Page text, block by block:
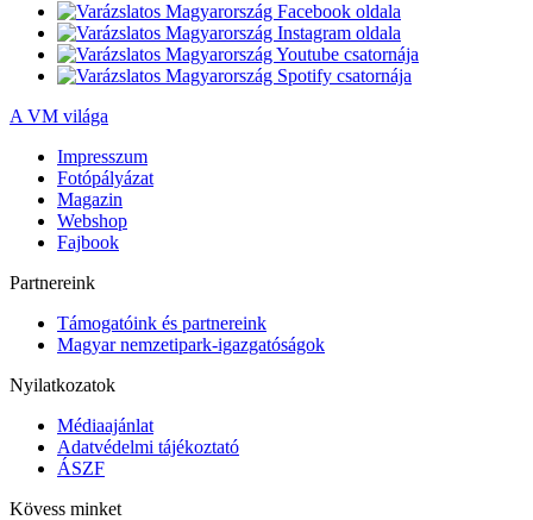
A VM világa
Impresszum
Fotópályázat
Magazin
Webshop
Fajbook
Partnereink
Támogatóink és partnereink
Magyar nemzetipark-igazgatóságok
Nyilatkozatok
Médiaajánlat
Adatvédelmi tájékoztató
ÁSZF
Kövess minket